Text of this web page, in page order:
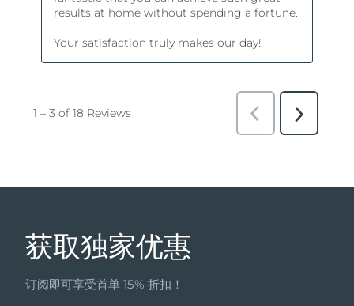
获取独家优惠
订阅即可享受首单 15% 折扣！